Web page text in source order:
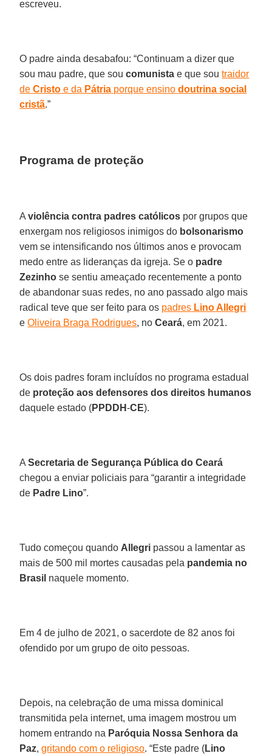
escreveu.
O padre ainda desabafou: “Continuam a dizer que
sou mau padre, que soucomunista e que soutraidor
deCristo e da Pátria porque ensinodoutrina social
cristã.”
Programa de proteção
Aviolência contra padres católicos por grupos que
enxergam nos religiosos inimigos do bolsonarismo
vem se intensificando nos últimos anos e provocam
medo entre as lideranças da igreja. Se o padre
Zezinho se sentiu ameaçado recentemente a ponto
de abandonar suas redes, no ano passado algo mais
radical teve que ser feito para os padres Lino Allegri
eOliveira Braga Rodrigues, noCeará, em 2021.
Os dois padres foram incluídos no programa estadual
de proteção aos defensores dos direitos humanos
daquele estado (PPDDH-CE).
ASecretaria de Segurança Pública do Ceará
chegou a enviar policiais para “garantir a integridade
de Padre Lino”.
Tudo começou quando Allegri passou a lamentar as
mais de 500 mil mortes causadas pela pandemia no
Brasil naquele momento.
Em 4 de julho de 2021, o sacerdote de 82 anos foi
ofendido por um grupo de oito pessoas.
Depois, na celebração de uma missa dominical
transmitida pela internet, uma imagem mostrou um
homem entrando na Paróquia Nossa Senhora da
Paz,gritando com o religioso. “Este padre (Lino